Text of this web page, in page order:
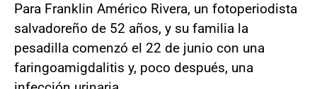
Para Franklin Américo Rivera, un fotoperiodista
salvadoreño de 52 años, y su familia la
pesadilla comenzó el 22 de junio con una
faringoamigdalitis y, poco después, una